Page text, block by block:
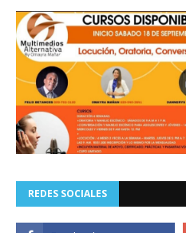
REDES SOCIALES